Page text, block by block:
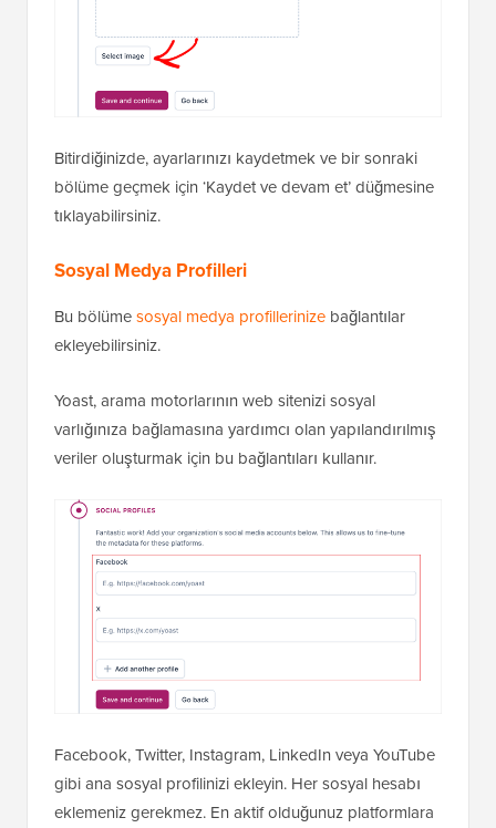
Bitirdiğinizde, ayarlarınızı kaydetmek ve bir sonraki
bölüme geçmek için ‘Kaydet ve devam et’ düğmesine
tıklayabilirsiniz.
Sosyal Medya Profilleri
Bu bölümesosyal medya profillerinize bağlantılar
ekleyebilirsiniz.
Yoast, arama motorlarının web sitenizi sosyal
varlığınıza bağlamasına yardımcı olan yapılandırılmış
veriler oluşturmak için bu bağlantıları kullanır.
Facebook, Twitter, Instagram, LinkedIn veya YouTube
gibi ana sosyal profilinizi ekleyin. Her sosyal hesabı
eklemeniz gerekmez. En aktif olduğunuz platformlara